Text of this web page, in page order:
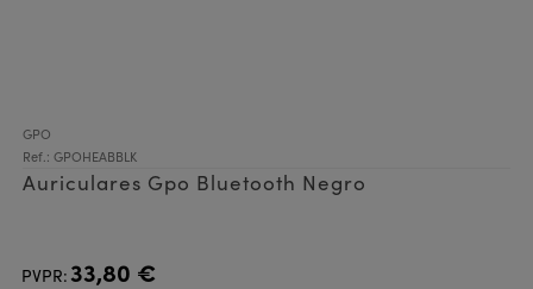
GPO
Ref.: GPOHEABBLK
Auriculares Gpo Bluetooth Negro
PVPR:33,80 €